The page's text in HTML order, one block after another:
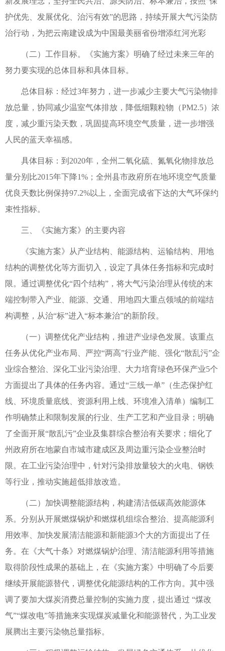
护优先、发展优化、治污有效”的思路，持续开展大气污染防
治行动，为把云南建设成为中国最美丽省份增添红河光彩
（二）工作目标。《实施方案》明确了经过未来三年的
努力要实现的总体目标和具体目标。
总体目标：经过3年努力，进一步减少主要大气污染物排
放总量，协同减少温室气体排放，降低细颗粒物（PM2.5）浓
度，减少重污染天数，巩固提高环境空气质量，进一步增强
人民的蓝天幸福感。
具体目标：到2020年，全州二氧化硫、氮氧化物排放总
量分别比2015年下降1%；全州县市政府所在地环境空气质量
优良天数比例保持97.2%以上，全面完成省下达的大气环保约
束性指标。
三、《实施方案》的主要内容
《实施方案》从产业结构、能源结构、运输结构、用地
结构的调整优化等方面切入，设定了具体任务指标和完成时
限。通过调整优化“四个结构”，将大气污染治理从传统的末
端控制带入产业、能源、交通、用地四大重点领域的前端结
构调整，从治“标”进入“标本兼治”的新阶段。
（一）调整优化产业结构，推进产业绿色发展。该重点
任务从优化产业布局、严控“两高”行业产能、强化“散乱污”企
业综合整治、深化工业污染治理、大力培育绿色环保产业5个
方面提出了具体的任务内容。通过“三线一单”（生态保护红
线、环境质量底线、资源利用上线、环境准入清单）编制工
作明确禁止和限制发展的行业、生产工艺和产业目录；明确
了全面开展“散乱污”企业及集群综合整治有关要求；细化了
州政府所在地蒙自市城市建成区及周边重污染企业整治时
限。在工业污染治理中，针对污染排放量较大的火电、钢铁
等行业，推动实施超低排放改造。
（二）加快调整能源结构，构建清洁低碳高效能源体
系。分别从开展燃煤锅炉和燃煤机组综合整治、提高能源利
用效率、加快发展清洁能源和新能源3个大的方面提出了任
务。在《大气十条》对燃煤锅炉治理、清洁能源利用等措施
取得阶段性成果的基础上，在《实施方案》中明确了今后要
继续开展能源替代，调整优化能源结构的工作方向。其中强
调了要加大煤炭消费总量控制的实施力度，提出通过 “煤改
气”“煤改电”等措施来实现煤炭减量化和能源替代，为工业发
展腾出主要污染物总量指标。